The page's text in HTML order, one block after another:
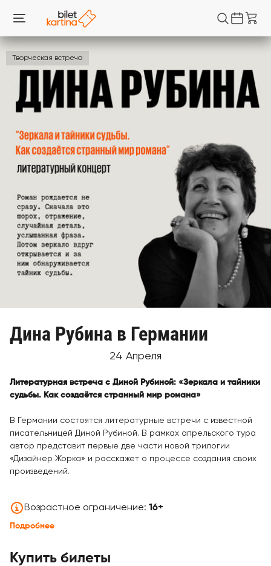
Творческая встреча
Дина Рубина в Германии
24 Апреля
Литературная встреча с Диной Рубиной: «Зеркала и тайники
судьбы. Как создаётся странный мир романа»
В Германии состоятся литературные встречи с известной
писательницей Диной Рубиной. В рамках апрельского тура
автор представит первые две части новой трилогии
«Дизайнер Жорка» и расскажет о процессе создания своих
произведений.
Возрастное ограничение: 16+
Подробнее
Купить билеты